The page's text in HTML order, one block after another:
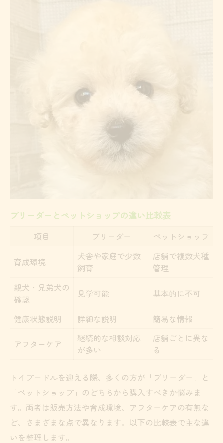
健康サポート体制を徹底比較
ブリーダーが注目されるワケとは
ペットショップとの違いを知る重要性
実際の購入体験から見る選択の違い
比較で見えるブリーダーの強み
ペットショップ利用時のリスク管理
親犬の情報を確認する重要性
トイプードルの社会化と育成環境
店舗選びで後悔しないための見極め方
信頼できるブリーダーの見分け方一覧
見学時に注目したい質問例
口コミや評判の活用術
選択肢を比較する際の注意事項
安心して家族を迎える最適な方法とは
ブリーダー・ペットショップ選びの最終チ
ェック項目
後悔しないための意思決定ステップ
家族に合うトイプードルを見つけるコツ
ブリーダーとペットショップの違い比較表
項目 ブリーダー ペットショップ
育成環境
犬舎や家庭で少数
飼育
店舗で複数犬種
管理
親犬・兄弟犬の
確認
見学可能 基本的に不可
健康状態説明 詳細な説明 簡易な情報
アフターケア
継続的な相談対応
が多い
店舗ごとに異な
る
トイプードルを迎える際、多くの方が「ブリーダー」と
「ペットショップ」のどちらから購入すべきか悩みま
す。両者は販売方法や育成環境、アフターケアの有無な
ど、さまざまな点で異なります。以下の比較表で主な違
いを整理します。